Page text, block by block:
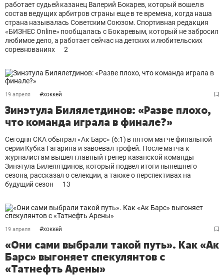
работает судьей казанец Валерий Бокарев, который вошел в
состав ведущих арбитров страны еще в те времена, когда наша
страна называлась Советским Союзом. Спортивная редакция
«БИЗНЕС Online» пообщалась с Бокаревым, который не забросил
любимое дело, а работает сейчас на детских и любительских
соревнованиях
2
19 апреля #хоккей
Зинэтула Билялетдинов: «Разве плохо,
что команда играла в финале?»
Сегодня СКА обыграл «Ак Барс» (6:1) в пятом матче финальной
серии Кубка Гагарина и завоевал трофей. После матча к
журналистам вышел главный тренер казанской команды
Зинэтула Билелятдинов, который подвел итоги нынешнего
сезона, рассказал о селекции, а также о перспективах на
будущий сезон
13
19 апреля #хоккей
«Они сами выбрали такой путь». Как «Ак
Барс» выгоняет спекулянтов с
«Татнефть Арены»